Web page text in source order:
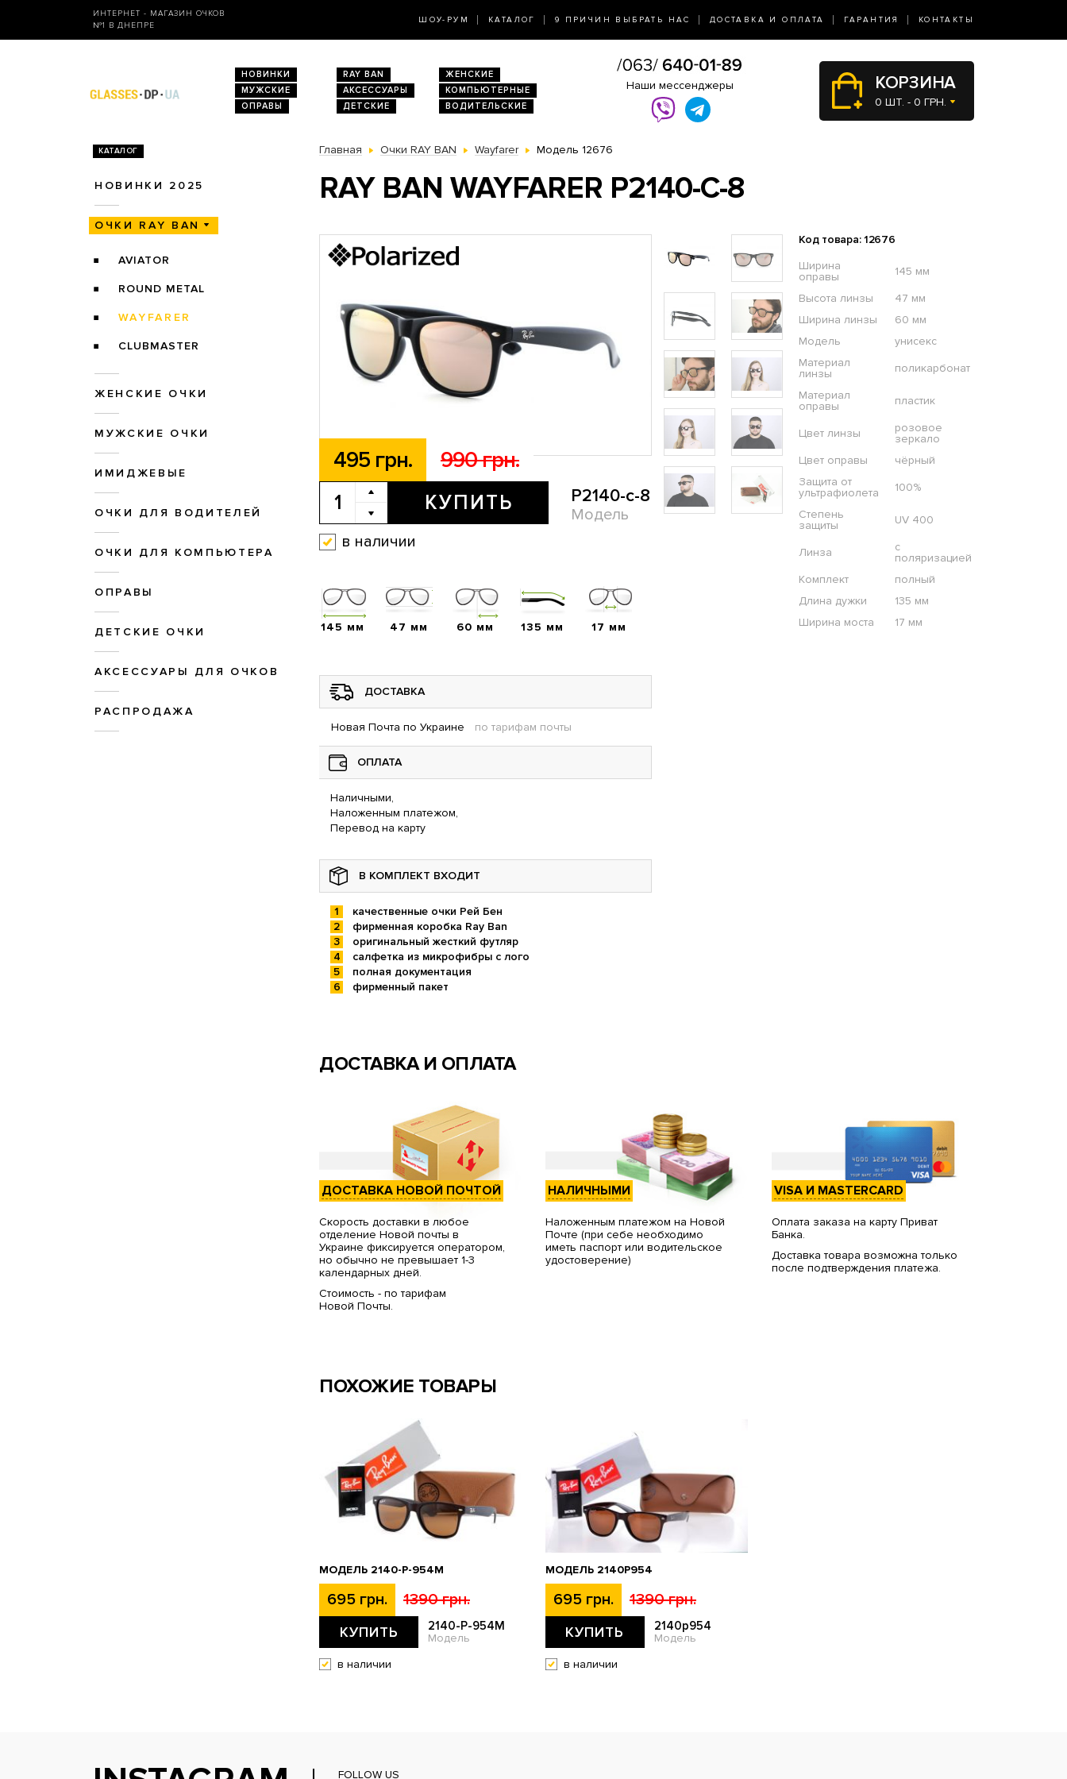
ИНТЕРНЕТ - МАГАЗИН ОЧКОВ
№1 В ДНЕПРЕ
ШОУ-РУМ КАТАЛОГ 9 ПРИЧИН ВЫБРАТЬ НАС ДОСТАВКА И ОПЛАТА ГАРАНТИЯ КОНТАКТЫ
НОВИНКИ RAY BAN
ЖЕНСКИЕ
МУЖСКИЕ
АКСЕССУАРЫ
КОМПЬЮТЕРНЫЕ
ОПРАВЫ
ДЕТСКИЕ ВОДИТЕЛЬСКИЕ
Наши мессенджеры КОРЗИНА
0 ШТ. - 0 ГРН.
КАТАЛОГ
НОВИНКИ 2025
ОЧКИ RAY BAN
AVIATOR
ROUND METAL
WAYFARER
CLUBMASTER
ЖЕНСКИЕ ОЧКИ
МУЖСКИЕ ОЧКИ
ИМИДЖЕВЫЕ
ОЧКИ ДЛЯ ВОДИТЕЛЕЙ
ОЧКИ ДЛЯ КОМПЬЮТЕРА
ОПРАВЫ
ДЕТСКИЕ ОЧКИ
АКСЕССУАРЫ ДЛЯ ОЧКОВ
РАСПРОДАЖА
Главная Очки RAY BAN Wayfarer Модель 12676
RAY BAN WAYFARER P2140-C-8
495 грн. 990 грн.
КУПИТЬ P2140-c-8
Модель
в наличии
Код товара: 12676
Ширина
оправы
145 мм
Высота линзы
47 мм
Ширина линзы
60 мм
Модель
унисекс
Материал
линзы
поликарбонат
Материал
оправы
пластик
Цвет линзы
розовое
зеркало
Цвет оправы
чёрный
Защита от
ультрафиолета
100%
Степень
защиты
UV 400
Линза
с
поляризацией
Комплект
полный
Длина дужки
135 мм
Ширина моста
17 мм
145 мм 47 мм 60 мм 135 мм 17 мм
ДОСТАВКА
Новая Почта по Украине по тарифам почты
ОПЛАТА
Наличными,
Наложенным платежом,
Перевод на карту
В КОМПЛЕКТ ВХОДИТ
качественные очки Рей Бен
фирменная коробка Ray Ban
оригинальный жесткий футляр
салфетка из микрофибры с лого
полная документация
фирменный пакет
ДОСТАВКА И ОПЛАТА
ДОСТАВКА НОВОЙ ПОЧТОЙ
Скорость доставки в любое
отделение Новой почты в
Украине фиксируется оператором,
но обычно не превышает 1-3
календарных дней.
Стоимость - по тарифам
Новой Почты.
НАЛИЧНЫМИ
Наложенным платежом на Новой
Почте (при себе необходимо
иметь паспорт или водительское
удостоверение)
VISA И MASTERCARD
Оплата заказа на карту Приват
Банка.
Доставка товара возможна только
после подтверждения платежа.
ПОХОЖИЕ ТОВАРЫ
МОДЕЛЬ 2140-P-954M
695 грн. 1390 грн.
КУПИТЬ 2140-P-954M
Модель
в наличии
МОДЕЛЬ 2140P954
695 грн. 1390 грн.
КУПИТЬ 2140p954
Модель
в наличии
FOLLOW US